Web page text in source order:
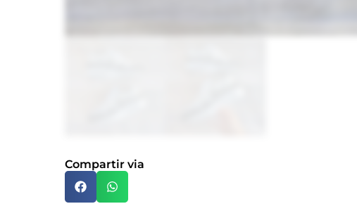
Compartir via